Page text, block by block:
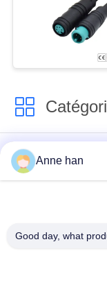
Connecteur
imperméable
imperméable de
Anne han
Good day, what